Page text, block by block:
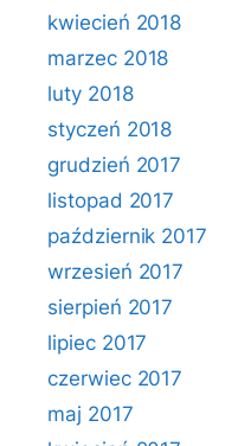
kwiecień 2018
marzec 2018
luty 2018
styczeń 2018
grudzień 2017
listopad 2017
październik 2017
wrzesień 2017
sierpień 2017
lipiec 2017
czerwiec 2017
maj 2017